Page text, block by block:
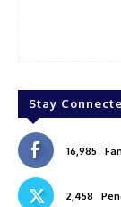
Stay
16,985
2,458